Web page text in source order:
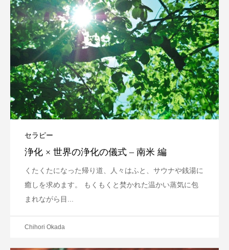
セラピー
浄化 × 世界の浄化の儀式 – 南米 編
くたくたになった帰り道、人々はふと、サウナや銭湯に
癒しを求めます。 もくもくと焚かれた温かい蒸気に包
まれながら目...
Chihori Okada